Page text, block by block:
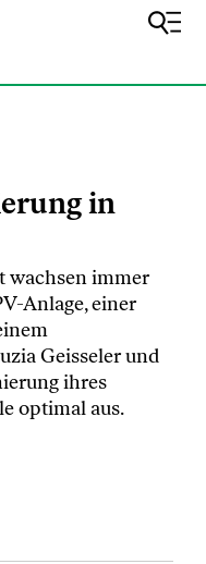
in
wachsen immer
Anlage, einer
Geisseler und
ihres
optimal aus.